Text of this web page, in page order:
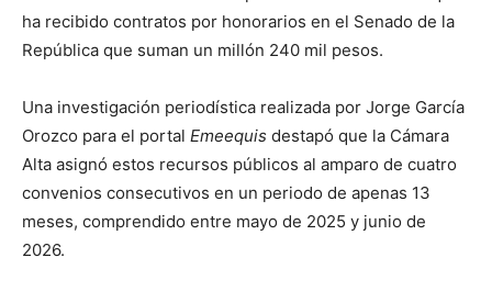
ha recibido contratos por honorarios en el Senado de la
República que suman un millón 240 mil pesos.
Una investigación periodística realizada por Jorge García
Orozco para el portal Emeequis destapó que la Cámara
Alta asignó estos recursos públicos al amparo de cuatro
convenios consecutivos en un periodo de apenas 13
meses, comprendido entre mayo de 2025 y junio de
2026.